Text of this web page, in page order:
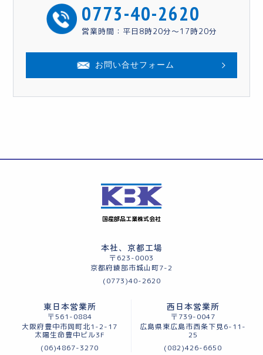
0773-40-2620
営業時間：平日8時20分〜17時20分
お問い合せフォーム
国産部品工業株式会社
本社、京都工場
〒623-0003
京都府綾部市城山町7-2
(0773)40-2620
東日本営業所
〒561-0884
大阪府豊中市岡町北1-2-17
太陽生命豊中ビル3F
(06)4867-3270
西日本営業所
〒739-0047
広島県東広島市西条下見6-11-
25
(082)426-6650